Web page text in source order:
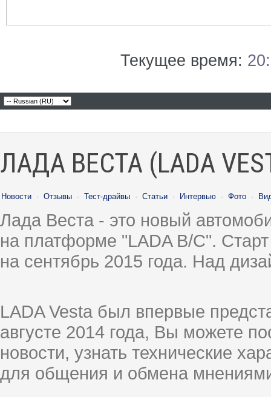
Текущее время:
ЛАДА ВЕСТА (LADA
Новости · Отзывы · Тест-драйвы · Статьи · Интервью · Фото ·
Лада Веста - это новый
на платформе "LADA B/C".
на сентябрь 2015 года. Над
LADA Vesta был впервые
августе 2014 года, Вы можете
новости, узнать технические
для общения и обмена